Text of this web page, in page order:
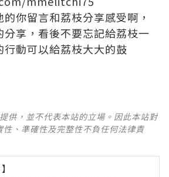
你留言和荔枝分享感受啊 ，
享，看後不要忘記給荔枝一
動可以給荔枝大大的鼓
供，並不代表本站的立場。因此本站對
、準確性及完整性不負任何法律責